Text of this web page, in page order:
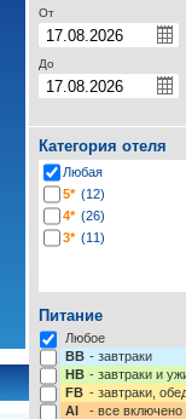
От
До
Категория отеля
Любая
5* (12)
4* (26)
3* (11)
Питание
Любое
BB - завтраки
HB - завтраки и
FB - завтраки,
AI
- все включено